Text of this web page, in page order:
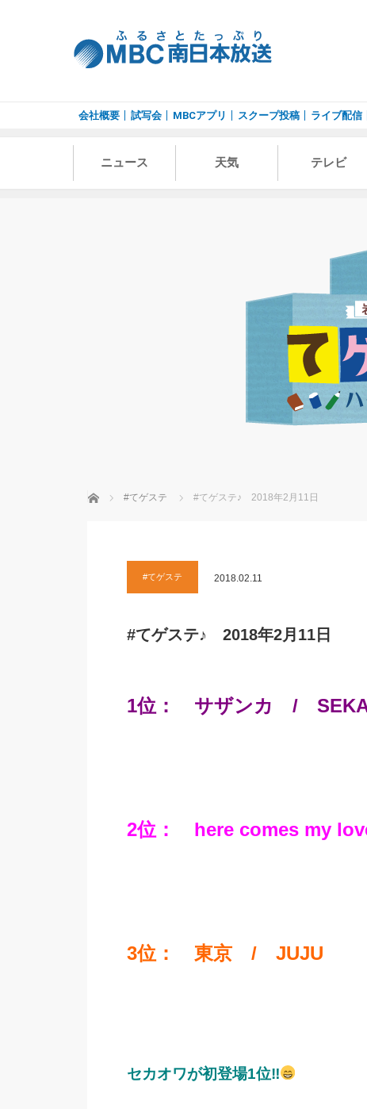
会社概要 試写会 MBCアプリ スクープ投稿 ライブ配信
ニュース 天気 テレビ
ホーム #てゲステ #てゲステ♪ 2018年2月11日
#てゲステ 2018.02.11
#てゲステ♪ 2018年2月11日
1位： サザンカ / SEKAI
2位： here comes my
3位： 東京 / JUJU
セカオワが初登場1位‼